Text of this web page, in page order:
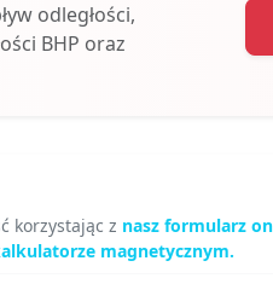
odległości,
BHP oraz
korzystając z nasz formularz
magnetycznym.